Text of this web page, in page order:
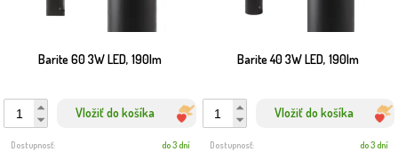
Barite 60 3W LED, 190lm
Vložiť do košíka
Dostupnosť: do 3 dní
Barite 40 3W LED, 190lm
Vložiť do košíka
Dostupnosť: do 3 dní